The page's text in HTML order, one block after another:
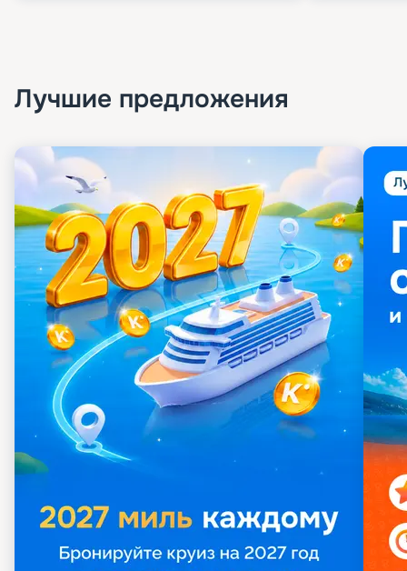
Лучшие предложения